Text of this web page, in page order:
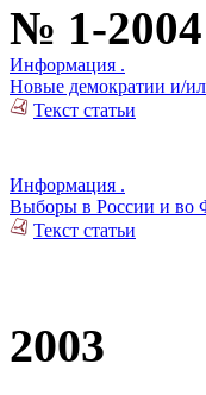
№ 1-2004
Информация .
Новые демократии и/
Текст статьи
Информация .
Выборы в России и во
Текст статьи
2003